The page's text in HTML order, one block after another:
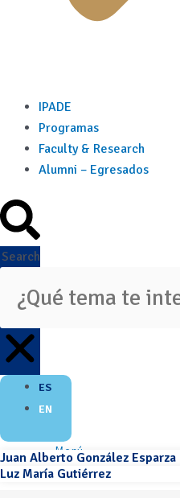
IPADE
Programas
Faculty & Research
Alumni – Egresados
Search
ES
EN
Menú
Juan Alberto González Esparza
Luz María Gutiérrez